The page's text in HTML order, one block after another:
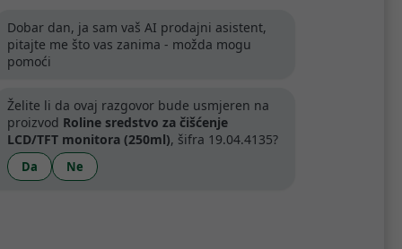
cijene bez PDV-a. Za tvrtke
prodaju odobravamo popuste.
samo za tvrtke koje se bave
Dobar dan, ja sam vaš AI prodajni asistent,
pitajte me što vas zanima - možda mogu
pomoći
Želite li da ovaj razgovor bude usmjeren na
proizvod Roline sredstvo za čišćenje
LCD/TFT monitora (250ml), šifra 19.04.4135?
Da Ne